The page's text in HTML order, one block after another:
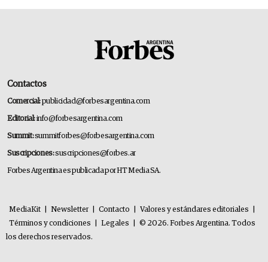
Contactos
Comercial:publicidad@forbesargentina.com
Editorial:info@forbesargentina.com
Summit:summitforbes@forbesargentina.com
Suscripciones:suscripciones@forbes.ar
Forbes Argentina es publicada por HT Media SA.
MediaKit Newsletter Contacto Valores y estándares editoriales
Términos y condiciones
Legales
© 2026. Forbes Argentina. Todos
los derechos reservados.